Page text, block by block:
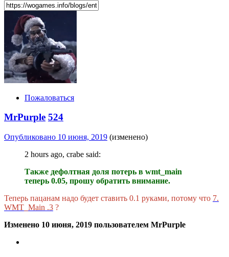
Пожаловаться
MrPurple 524
Опубликовано 10 июня, 2019 (изменено)
2 hours ago, crabe said:
Также дефолтная доля потерь в wmt_main
теперь 0.05, прошу обратить внимание.
Теперь пацанам надо будет ставить 0.1 руками, потому что 7.
WMT_Main .3 ?
Изменено 10 июня, 2019 пользователем MrPurple